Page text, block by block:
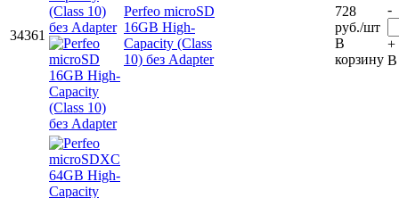
34361
Perfeo microSD
16GB High-
Capacity (Class
10) без Adapter
728
руб./шт
В
корзину
-
+
В